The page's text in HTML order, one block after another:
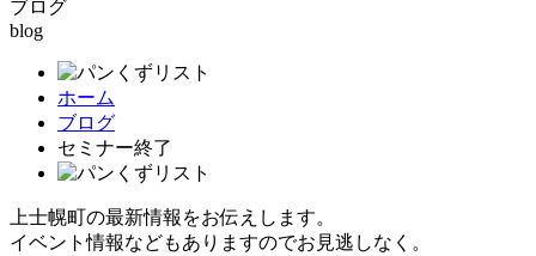
ブログ
blog
ホーム
ブログ
セミナー終了
上士幌町の最新情報をお伝えします。
イベント情報などもありますのでお見逃しなく。